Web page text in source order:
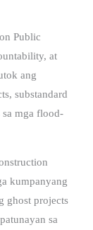
Public
at
ang
substandard
mga flood-
kumpanyang
ghost projects
sa